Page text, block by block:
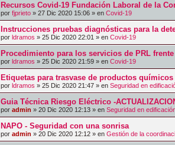
Recursos Covid-19 Fundación Laboral de la
por fjprieto » 27 Dic 2020 15:06 » en Covid-19
Instrucciones pruebas diagnósticas para la
por ldramos » 25 Dic 2020 22:01 » en Covid-19
Procedimiento para los servicios de PRL frente
por ldramos » 25 Dic 2020 21:59 » en Covid-19
Etiquetas para trasvase de productos químicos
por ldramos » 25 Dic 2020 21:47 » en Seguridad en
Guia Técnica Riesgo Eléctrico -
por admin » 20 Dic 2020 12:13 » en Seguridad en
NAPO - Seguridad con una sonrisa
por admin » 20 Dic 2020 12:12 » en Gestión de la